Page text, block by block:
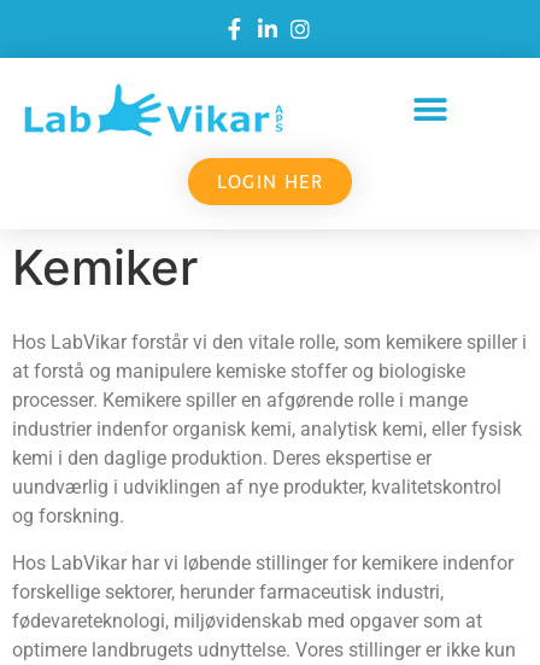
LOGIN HER
Kemiker
Hos LabVikar forstår vi den vitale rolle, som kemikere spiller i
at forstå og manipulere kemiske stoffer og biologiske
processer. Kemikere spiller en afgørende rolle i mange
industrier indenfor organisk kemi, analytisk kemi, eller fysisk
kemi i den daglige produktion. Deres ekspertise er
uundværlig i udviklingen af nye produkter, kvalitetskontrol
og forskning.
Hos LabVikar har vi løbende stillinger for kemikere indenfor
forskellige sektorer, herunder farmaceutisk industri,
fødevareteknologi, miljøvidenskab med opgaver som at
optimere landbrugets udnyttelse. Vores stillinger er ikke kun